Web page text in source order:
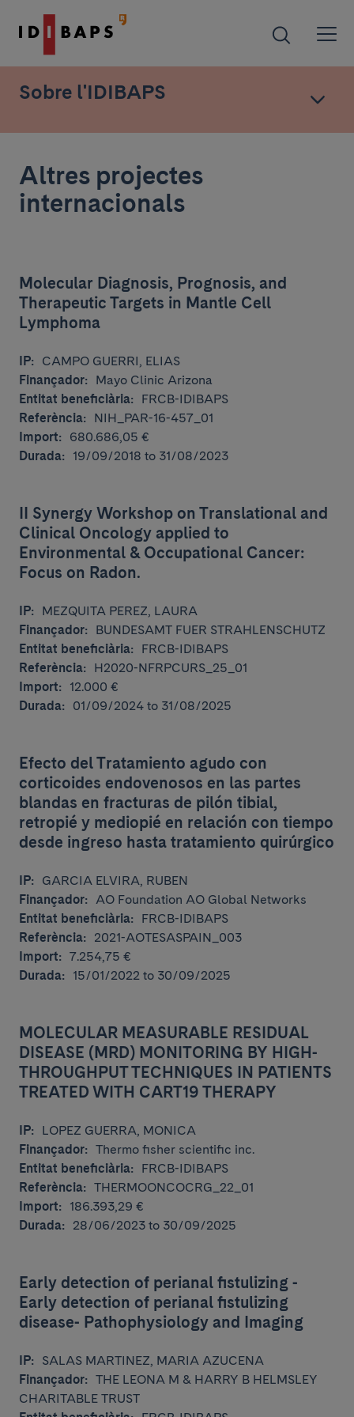
Sobre l'IDIBAPS
Agraïments
Altres projectes
internacionals
Molecular Diagnosis, Prognosis, and
Therapeutic Targets in Mantle Cell
Lymphoma
IP:
CAMPO GUERRI, ELIAS
Finançador:
Mayo Clinic Arizona
Entitat beneficiària:
FRCB-IDIBAPS
Referència:
NIH_PAR-16-457_01
Import:
680.686,05 €
Durada:
19/09/2018 to 31/08/2023
II Synergy Workshop on Translational and
Clinical Oncology applied to
Environmental & Occupational Cancer:
Focus on Radon.
IP:
MEZQUITA PEREZ, LAURA
Finançador:
BUNDESAMT FUER STRAHLENSCHUTZ
Entitat beneficiària:
FRCB-IDIBAPS
Referència:
H2020-NFRPCURS_25_01
Import:
12.000 €
Durada:
01/09/2024 to 31/08/2025
Efecto del Tratamiento agudo con
corticoides endovenosos en las partes
blandas en fracturas de pilón tibial,
retropié y mediopié en relación con tiempo
desde ingreso hasta tratamiento quirúrgico
IP:
GARCIA ELVIRA, RUBEN
Finançador: AO Foundation AO Global Networks
Entitat beneficiària:
FRCB-IDIBAPS
Referència:
2021-AOTESASPAIN_003
Import: 7.254,75 €
Durada:
15/01/2022 to 30/09/2025
MOLECULAR MEASURABLE RESIDUAL
DISEASE (MRD) MONITORING BY HIGH-
THROUGHPUT TECHNIQUES IN PATIENTS
TREATED WITH CART19 THERAPY
IP:
LOPEZ GUERRA, MONICA
Finançador: Thermo fisher scientific inc.
Entitat beneficiària:
FRCB-IDIBAPS
Referència: THERMOONCOCRG_22_01
Import:
186.393,29 €
Durada:
28/06/2023 to 30/09/2025
Early detection of perianal fistulizing -
Early detection of perianal fistulizing
disease- Pathophysiology and Imaging
IP:
SALAS MARTINEZ, MARIA AZUCENA
Finançador: THE LEONA M & HARRY B HELMSLEY
CHARITABLE TRUST